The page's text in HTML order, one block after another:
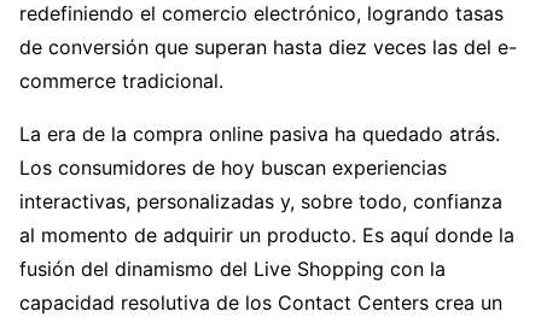
redefiniendo el comercio electrónico, logrando tasas
de conversión que superan hasta diez veces las del e-
commerce tradicional.
La era de la compra online pasiva ha quedado atrás.
Los consumidores de hoy buscan experiencias
interactivas, personalizadas y, sobre todo, confianza
al momento de adquirir un producto. Es aquí donde la
fusión del dinamismo del Live Shopping con la
capacidad resolutiva de los Contact Centers crea un